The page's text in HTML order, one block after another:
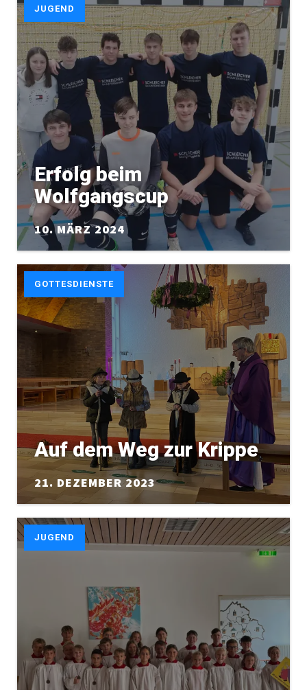
JUGEND
Erfolg beim
Wolfgangscup
10. MÄRZ 2024
GOTTESDIENSTE
Auf dem Weg zur Krippe
21. DEZEMBER 2023
JUGEND